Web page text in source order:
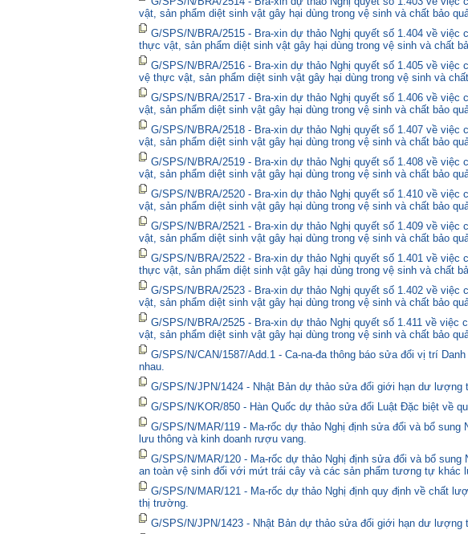
vật, sản phẩm diệt sinh vật gây hại dùng trong vệ sinh và chất bảo
G/SPS/N/BRA/2515 - Bra-xin dự thảo Nghị quyết số 1.404 về
thực vật, sản phẩm diệt sinh vật gây hại dùng trong vệ sinh và chất
G/SPS/N/BRA/2516 - Bra-xin dự thảo Nghị quyết số 1.405 về
vệ thực vật, sản phẩm diệt sinh vật gây hại dùng trong vệ sinh và
G/SPS/N/BRA/2517 - Bra-xin dự thảo Nghị quyết số 1.406 về
vật, sản phẩm diệt sinh vật gây hại dùng trong vệ sinh và chất bảo
G/SPS/N/BRA/2518 - Bra-xin dự thảo Nghị quyết số 1.407 về
vật, sản phẩm diệt sinh vật gây hại dùng trong vệ sinh và chất bảo
G/SPS/N/BRA/2519 - Bra-xin dự thảo Nghị quyết số 1.408 về
vật, sản phẩm diệt sinh vật gây hại dùng trong vệ sinh và chất bảo
G/SPS/N/BRA/2520 - Bra-xin dự thảo Nghị quyết số 1.410 về
vật, sản phẩm diệt sinh vật gây hại dùng trong vệ sinh và chất bảo
G/SPS/N/BRA/2521 - Bra-xin dự thảo Nghị quyết số 1.409 về
vật, sản phẩm diệt sinh vật gây hại dùng trong vệ sinh và chất bảo
G/SPS/N/BRA/2522 - Bra-xin dự thảo Nghị quyết số 1.401 về việc
thực vật, sản phẩm diệt sinh vật gây hại dùng trong vệ sinh và chất
G/SPS/N/BRA/2523 - Bra-xin dự thảo Nghị quyết số 1.402 về
vật, sản phẩm diệt sinh vật gây hại dùng trong vệ sinh và chất bảo
G/SPS/N/BRA/2525 - Bra-xin dự thảo Nghị quyết số 1.411 về
vật, sản phẩm diệt sinh vật gây hại dùng trong vệ sinh và chất bảo
G/SPS/N/CAN/1587/Add.1 - Ca-na-đa thông báo sửa đổi vị trí
nhau.
G/SPS/N/JPN/1424 - Nhật Bản dự thảo sửa đổi giới hạn dư lượng
G/SPS/N/KOR/850 - Hàn Quốc dự thảo sửa đổi Luật Đặc biệt về
G/SPS/N/MAR/119 - Ma-rốc dự thảo Nghị định sửa đổi và bổ sung
lưu thông và kinh doanh rượu vang.
G/SPS/N/MAR/120 - Ma-rốc dự thảo Nghị định sửa đổi và bổ
an toàn vệ sinh đối với mứt trái cây và các sản phẩm tương tự khác
G/SPS/N/MAR/121 - Ma-rốc dự thảo Nghị định quy định về chất
thị trường.
G/SPS/N/JPN/1423 - Nhật Bản dự thảo sửa đổi giới hạn dư lượng